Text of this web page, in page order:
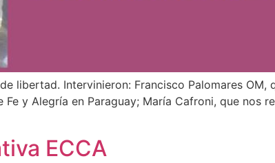
libertad. Intervinieron: Francisco Palomares
y Alegría en Paraguay; María Cafroni, que nos
ECCA